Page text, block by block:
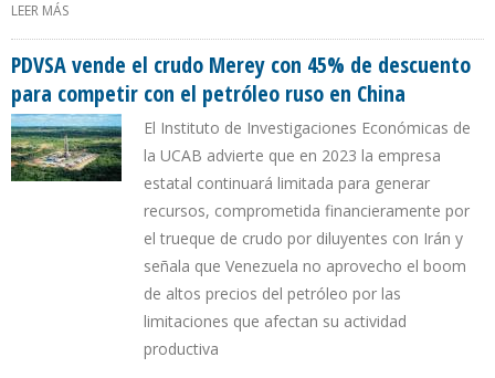
LEER MÁS
PDVSA vende el crudo Merey con 45% de descuento
para competir con el petróleo ruso en China
El Instituto de Investigaciones Económicas de
la UCAB advierte que en 2023 la empresa
estatal continuará limitada para generar
recursos, comprometida financieramente por
el trueque de crudo por diluyentes con Irán y
señala que Venezuela no aprovecho el boom
de altos precios del petróleo por las
limitaciones que afectan su actividad
productiva